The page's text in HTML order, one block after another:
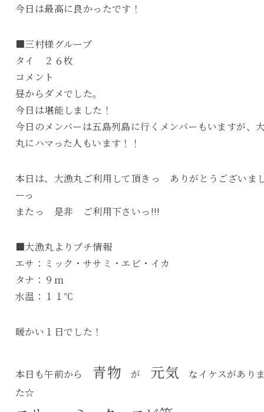
今日は最高に良かったです！
■三村様グループ
タイ ２６枚
コメント
昼からダメでした。
今日は堪能しました！
今日のメンバーは五島列島に行くメンバーもいますが、
丸にハマった人もいます！！
本日は、大漁丸ご利用して頂きっ ありがとうございま
ーっ
またっ 是非 ご利用下さいっ!!!
■大漁丸よりプチ情報
エサ：ミック・ササミ・エビ・イカ
タナ：９ｍ
水温：１１℃
暖かい１日でした！
本日も午前から 青物 が 元気 なイケスがあり
た☆